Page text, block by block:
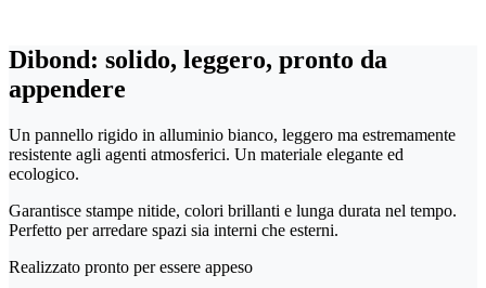
Dibond: solido, leggero, pronto da
appendere
Un pannello rigido in alluminio bianco, leggero ma estremamente
resistente agli agenti atmosferici. Un materiale elegante ed
ecologico.
Garantisce stampe nitide, colori brillanti e lunga durata nel tempo.
Perfetto per arredare spazi sia interni che esterni.
Realizzato pronto per essere appeso